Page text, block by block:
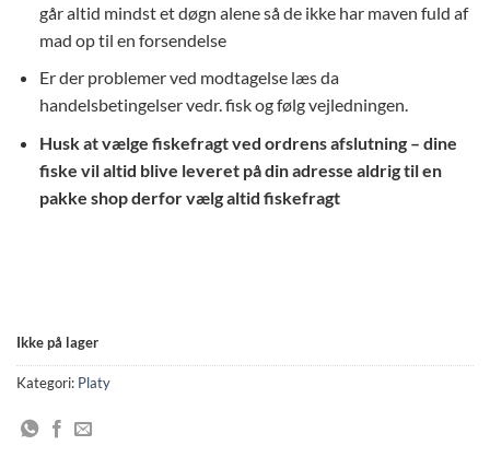
går altid mindst et døgn alene så de ikke har maven fuld af
mad op til en forsendelse
Er der problemer ved modtagelse læs da
handelsbetingelser vedr. fisk og følg vejledningen.
Husk at vælge fiskefragt ved ordrens afslutning – dine
fiske vil altid blive leveret på din adresse aldrig til en
pakke shop derfor vælg altid fiskefragt
Ikke på lager
Kategori: Platy